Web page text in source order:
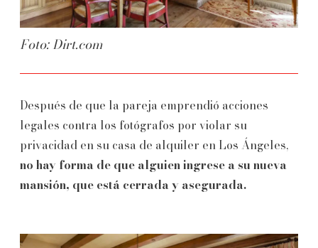
Foto: Dirt.com
Después de que la pareja emprendió acciones
legales contra los fotógrafos por violar su
privacidad en su casa de alquiler en Los Ángeles,
no hay forma de que alguien ingrese a su nueva
mansión, que está cerrada y asegurada.